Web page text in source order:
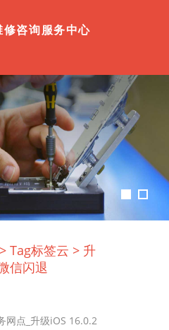
修咨询服务中心
> Tag标签云 > 升
信闪退